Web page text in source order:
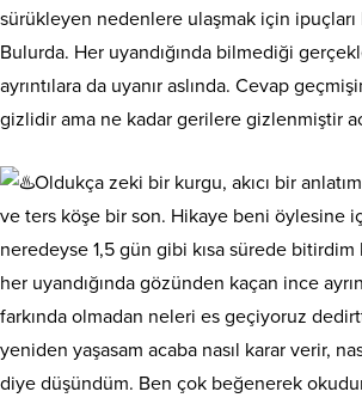
sürükleyen nedenlere ulaşmak için ipuçları
Bulurda. Her uyandığında bilmediği
ayrıntılara da uyanır aslında. Cevap
gizlidir ama ne kadar gerilere gizlenmiştir
Oldukça zeki bir kurgu, akıcı bir
ve ters köşe bir son. Hikaye beni öylesine
neredeyse 1,5 gün gibi kısa sürede
her uyandığında gözünden kaçan ince
farkında olmadan neleri es geçiyoruz
yeniden yaşasam acaba nasıl karar verir,
diye düşündüm. Ben çok beğenerek